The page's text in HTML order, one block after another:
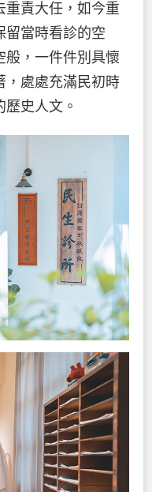
重責大任，如今重
留當時看診的空
般，一件件別具懷
，處處充滿民初時
史人文。